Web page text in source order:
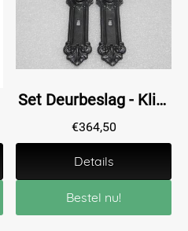
Set Deurbeslag - Klinken Oxford + Deurplaten Heritage BB 72 - Gietijzer Verzinkt
€364,50
Details
Bestel nu!